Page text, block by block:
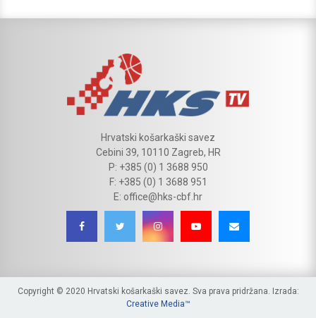
Hrvatski košarkaški savez
Cebini 39, 10110 Zagreb, HR
P: +385 (0) 1 3688 950
F: +385 (0) 1 3688 951
E: office@hks-cbf.hr
Copyright © 2020 Hrvatski košarkaški savez. Sva prava pridržana. Izrada:
Creative Media™